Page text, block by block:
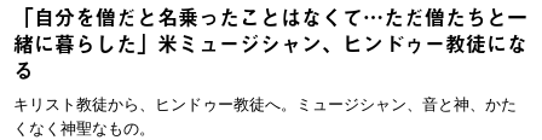
「自分を僧だと名乗ったことはなくて…ただ僧たちと一
緒に暮らした」米ミュージシャン、ヒンドゥー教徒にな
る
キリスト教徒から、ヒンドゥー教徒へ。ミュージシャン、音と神、かた
くなく神聖なもの。